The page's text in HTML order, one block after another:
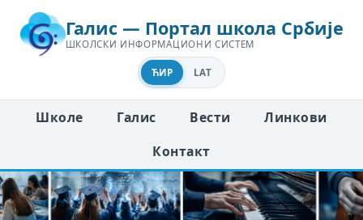
Галис — Портал школа Србије
ШКОЛСКИ ИНФОРМАЦИОНИ СИСТЕМ
ЋИР LAT
Школе Галис Вести
Линкови
Контакт